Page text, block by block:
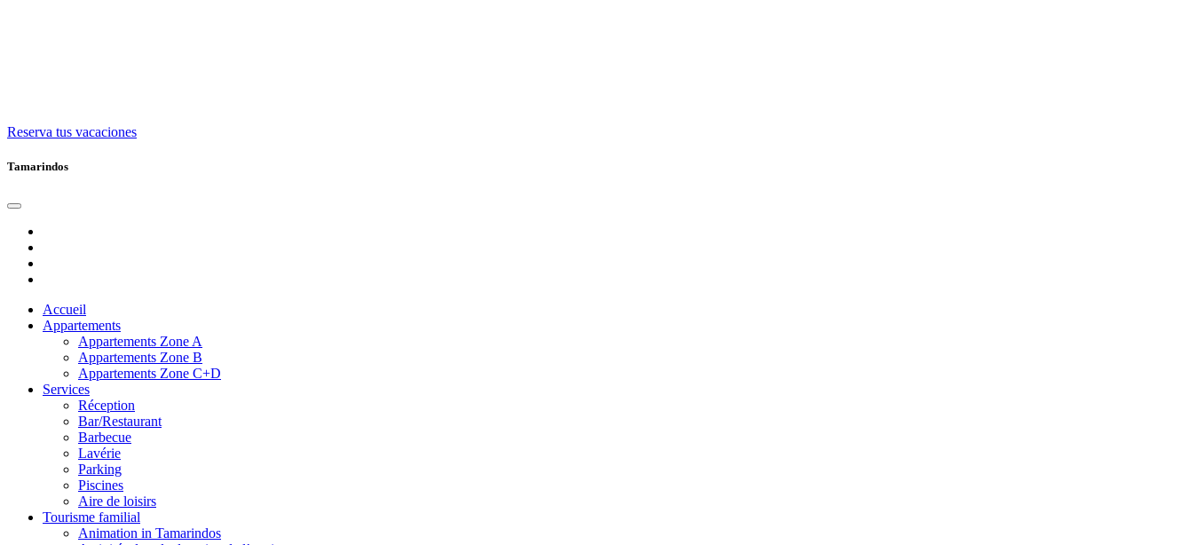
Reserva tus vacaciones
Tamarindos
Accueil
Appartements
Appartements Zone A
Appartements Zone B
Appartements Zone C+D
Services
Réception
Bar/Restaurant
Barbecue
Lavérie
Parking
Piscines
Aire de loisirs
Tourisme familial
Animation in Tamarindos